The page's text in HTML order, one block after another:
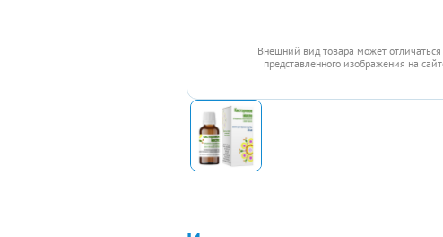
Внешний вид товара может отличаться
представленного изображения на